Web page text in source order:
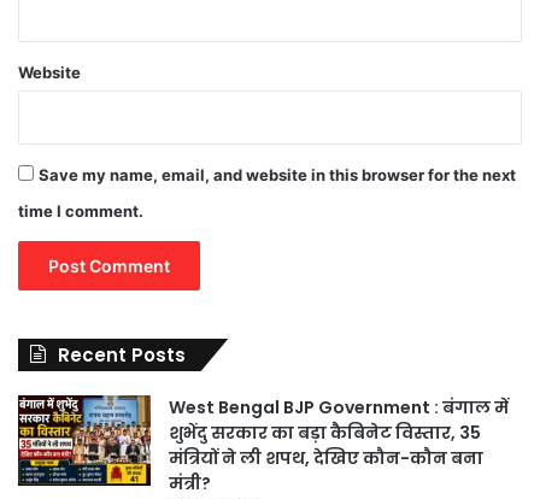
Website
Save my name, email, and website in this browser for the next
time I comment.
Recent Posts
West Bengal BJP Government : बंगाल में
शुभेंदु सरकार का बड़ा कैबिनेट विस्तार, 35
मंत्रियों ने ली शपथ, देखिए कौन-कौन बना
मंत्री?